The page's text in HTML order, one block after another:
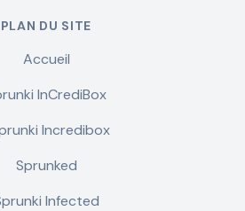
PLAN DU SITE
Accueil
InCrediBox
Incredibox
Sprunked
Infected